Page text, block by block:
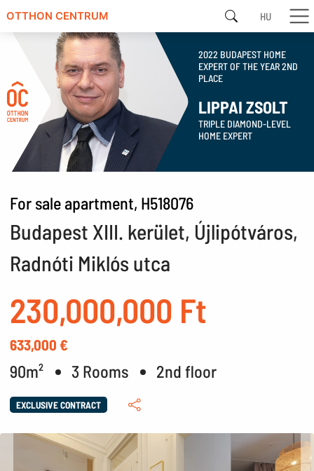
OTTHON CENTRUM HU
2022 BUDAPEST HOME
EXPERT OF THE YEAR 2ND
PLACE
LIPPAI ZSOLT
TRIPLE DIAMOND-LEVEL
HOME EXPERT
For sale apartment, H518076
Budapest XIII. kerület, Újlipótváros,
Radnóti Miklós utca
230,000,000 Ft
633,000 €
90m² 3 Rooms 2nd floor
EXCLUSIVE CONTRACT